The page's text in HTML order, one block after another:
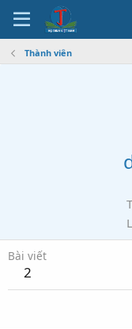
Thành viên
Bài viết
2